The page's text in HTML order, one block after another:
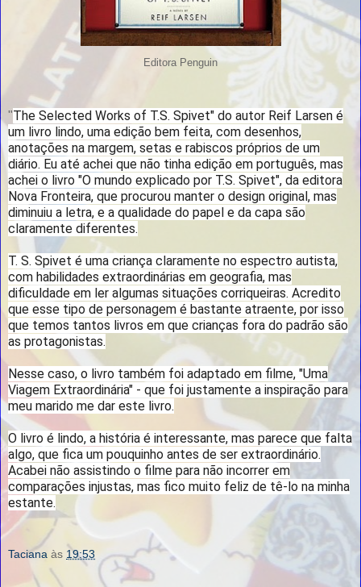
Editora Penguin
"The Selected Works of T.S. Spivet" do autor Reif Larsen é
um livro lindo, uma edição bem feita, com desenhos,
anotações na margem, setas e rabiscos próprios de um
diário. Eu até achei que não tinha edição em português, mas
achei o livro "O mundo explicado por T.S. Spivet", da editora
Nova Fronteira, que procurou manter o design original, mas
diminuiu a letra, e a qualidade do papel e da capa são
claramente diferentes.
T. S. Spivet é uma criança claramente no espectro autista,
com habilidades extraordinárias em geografia, mas
dificuldade em ler algumas situações corriqueiras. Acredito
que esse tipo de personagem é bastante atraente, por isso
que temos tantos livros em que crianças fora do padrão são
as protagonistas.
Nesse caso, o livro também foi adaptado em filme, "Uma
Viagem Extraordinária" - que foi justamente a inspiração para
meu marido me dar este livro.
O livro é lindo, a história é interessante, mas parece que falta
algo, que fica um pouquinho antes de ser extraordinário.
Acabei não assistindo o filme para não incorrer em
comparações injustas, mas fico muito feliz de tê-lo na minha
estante.
Taciana às 19:53